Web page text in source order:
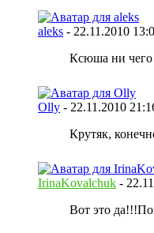
aleks - 22.11.2010
Ксюша ни чего
Olly - 22.11.2010
Крутяк,
IrinaKovalchuk -
Вот это